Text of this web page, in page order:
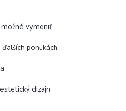
vymeniť
ponukách.
dizajn